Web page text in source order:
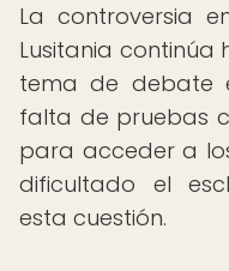
La controversia
Lusitania continúa
tema de debate
falta de pruebas
para acceder a
dificultado el
esta cuestión.